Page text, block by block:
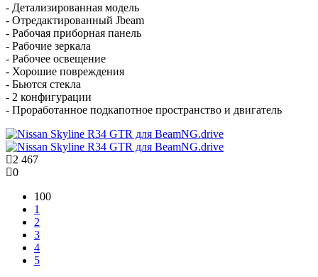
- Детализированная модель
- Отредактированный Jbeam
- Рабочая приборная панель
- Рабочие зеркала
- Рабочее освещение
- Хорошие повреждения
- Бьются стекла
- 2 конфигурации
- Проработанное подкапотное пространство и двигатель
2 467
0
100
1
2
3
4
5